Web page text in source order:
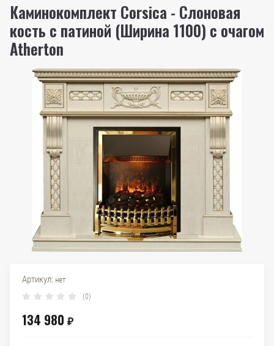
Каминокомплект Corsica - Слоновая
кость с патиной (Ширина 1100) с очагом
Atherton
Артикул: нет
(0)
134 980 ₽